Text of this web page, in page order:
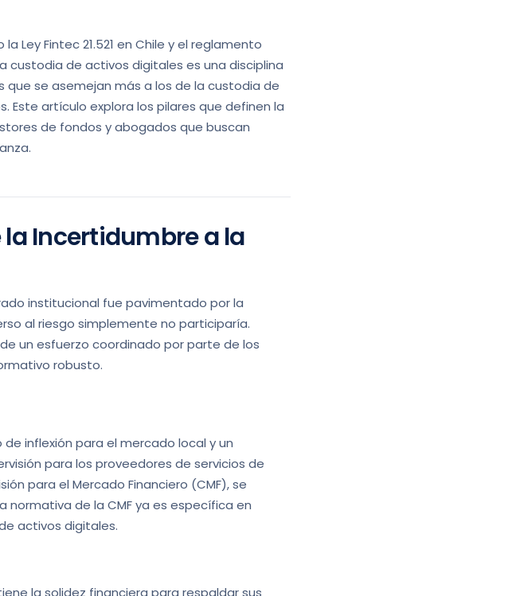
Ley Fintec 21.521 en Chile y el reglamento
custodia de activos digitales es una disciplina
se asemejan más a los de la custodia de
Este artículo explora los pilares que definen la
de fondos y abogados que buscan
la Incertidumbre a la
institucional fue pavimentado por la
al riesgo simplemente no participaría.
un esfuerzo coordinado por parte de los
robusto.
de inflexión para el mercado local y un
para los proveedores de servicios de
para el Mercado Financiero (CMF), se
normativa de la CMF ya es específica en
activos digitales.
la solidez financiera para respaldar sus